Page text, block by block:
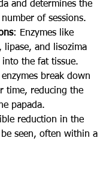
and determines the
of sessions.
: Enzymes like
lipase, and lisozima
the fat tissue.
break down
time, reducing the
papada.
reduction in the
be seen, often within a